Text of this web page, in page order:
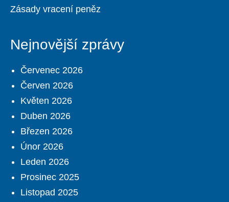
Zásady vracení peněz
Nejnovější zprávy
Červenec 2026
Červen 2026
Květen 2026
Duben 2026
Březen 2026
Únor 2026
Leden 2026
Prosinec 2025
Listopad 2025